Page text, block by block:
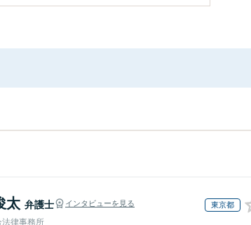
太 弁護士 インタビューを見る 東京都
法律事務所